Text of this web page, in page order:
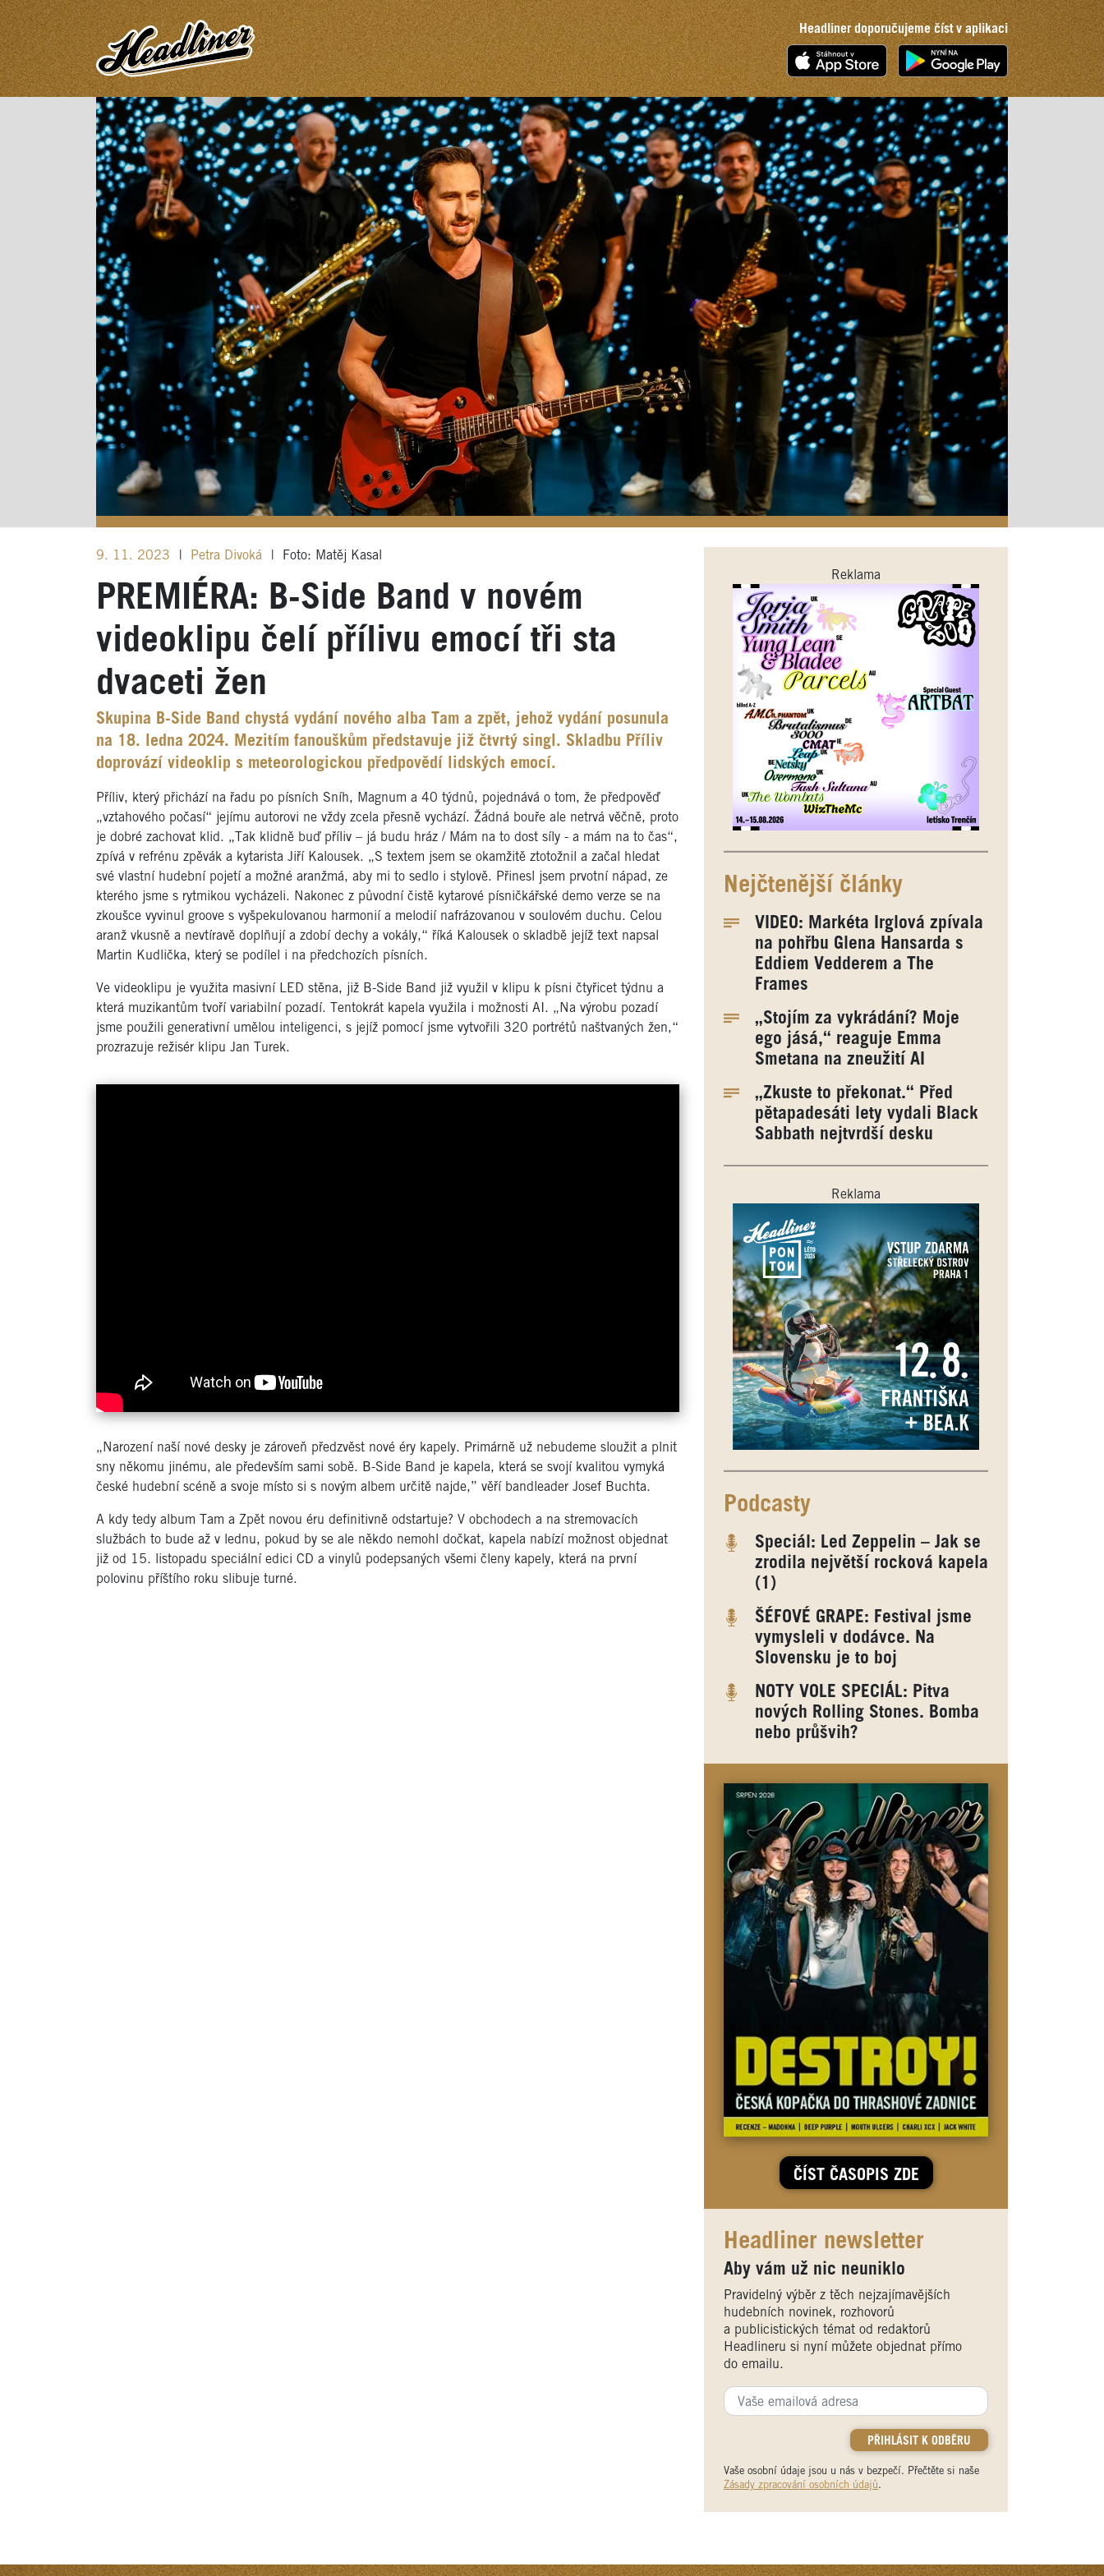
Headliner doporučujeme číst v aplikaci
9. 11. 2023 Petra Divoká Foto: Matěj Kasal
PREMIÉRA: B-Side Band v novém
videoklipu čelí přílivu emocí tři sta
dvaceti žen
Skupina B-Side Band chystá vydání nového alba Tam a zpět, jehož vydání posunula
na 18. ledna 2024. Mezitím fanouškům představuje již čtvrtý singl. Skladbu Příliv
doprovází videoklip s meteorologickou předpovědí lidských emocí.
Příliv, který přichází na řadu po písních Sníh, Magnum a 40 týdnů, pojednává o tom, že předpověď
„vztahového počasí“ jejímu autorovi ne vždy zcela přesně vychází. Žádná bouře ale netrvá věčně, proto
je dobré zachovat klid. „Tak klidně buď příliv – já budu hráz / Mám na to dost síly - a mám na to čas“,
zpívá v refrénu zpěvák a kytarista Jiří Kalousek. „S textem jsem se okamžitě ztotožnil a začal hledat
své vlastní hudební pojetí a možné aranžmá, aby mi to sedlo i stylově. Přinesl jsem prvotní nápad, ze
kterého jsme s rytmikou vycházeli. Nakonec z původní čistě kytarové písničkářské demo verze se na
zkoušce vyvinul groove s vyšpekulovanou harmonií a melodií nafrázovanou v soulovém duchu. Celou
aranž vkusně a nevtíravě doplňují a zdobí dechy a vokály,“ říká Kalousek o skladbě jejíž text napsal
Martin Kudlička, který se podílel i na předchozích písních.
Ve videoklipu je využita masivní LED stěna, již B-Side Band již využil v klipu k písni čtyřicet týdnu a
která muzikantům tvoří variabilní pozadí. Tentokrát kapela využila i možnosti AI. „Na výrobu pozadí
jsme použili generativní umělou inteligenci, s jejíž pomocí jsme vytvořili 320 portrétů naštvaných žen,“
prozrazuje režisér klipu Jan Turek.
„N arození naší nové desky je zároveň předzvěst nové éry kapely. Primárně už nebudeme sloužit a plnit
sny někomu jinému, ale především sami sobě. B-Side Band je kapela, která se svojí kvalitou vymyká
české hudební scéně a svoje místo si s novým albem určitě najde,” věří bandleader Josef Buchta.
A kdy tedy album Tam a Zpět novou éru definitivně odstartuje? V obchodech a na stremovacích
službách to bude až v lednu, pokud by se ale někdo nemohl dočkat, kapela nabízí možnost objednat
již od 15. listopadu speciální edici CD a vinylů podepsaných všemi členy kapely, která na první
polovinu příštího roku slibuje turné.
Reklama
Nejčtenější články
VIDEO: Markéta Irglová zpívala
na pohřbu Glena Hansarda s
Eddiem Vedderem a The
Frames
„Stojím za vykrádání? Moje
ego jásá,“ reaguje Emma
Smetana na zneužití AI
„Zkuste to překonat.“ Před
pětapadesáti lety vydali Black
Sabbath nejtvrdší desku
Reklama
Podcasty
Speciál: Led Zeppelin – Jak se
zrodila největší rocková kapela
(1)
ŠÉFOVÉ GRAPE: Festival jsme
vymysleli v dodávce. Na
Slovensku je to boj
NOTY VOLE SPECIÁL: Pitva
nových Rolling Stones. Bomba
nebo průšvih?
ČÍST ČASOPIS ZDE
Headliner newsletter
Aby vám už nic neuniklo
Pravidelný výběr z těch nejzajímavějších
hudebních novinek, rozhovorů
a publicistických témat od redaktorů
Headlineru si nyní můžete objednat přímo
do emailu.
Vaše osobní údaje jsou u nás v bezpečí. Přečtěte si naše
Zásady zpracování osobních údajů.